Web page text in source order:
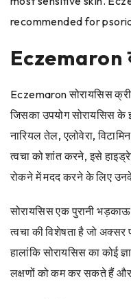
recommended for
Eczemaron
Eczemaron सोरायसिस
जिसका उपयोग सोरायसिस के
नारियल तेल, एलोवेरा,
त्वचा को शांत करने, इसे
रोकने में मदद करने के लिए उनके
सोरायसिस एक पुरानी
त्वचा की विशेषता है जो अक्सर
हालांकि सोरायसिस का कोई
लक्षणों को कम कर सकते हैं और